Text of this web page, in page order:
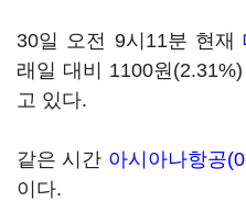
30일 오전 9시11분 현재
래일 대비 1100원
고 있다.
같은 시간 아시아나항공
이다.